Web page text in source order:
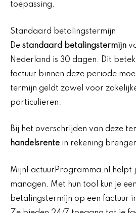
toepassing.
Standaard betalingstermijn
De standaard betalingstermijn
Nederland is 30 dagen. Dit
factuur binnen deze periode
termijn geldt zowel voor
particulieren.
Bij het overschrijden van deze
handelsrente in rekening
MijnFactuurProgramma.nl helpt
managen. Met hun tool kun je
betalingstermijn op een factuur